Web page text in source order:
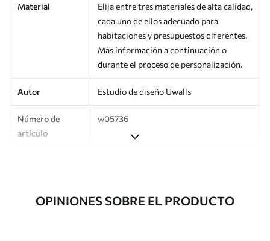
Material
Elija entre tres materiales de alta calidad,
cada uno de ellos adecuado para
habitaciones y presupuestos diferentes.
Más información a continuación o
durante el proceso de personalización.
Autor Estudio de diseño Uwalls
Número de
artículo
w05736
Adicionalmente
Disponible con recubrimiento de barniz
OPINIONES SOBRE EL PRODUCTO